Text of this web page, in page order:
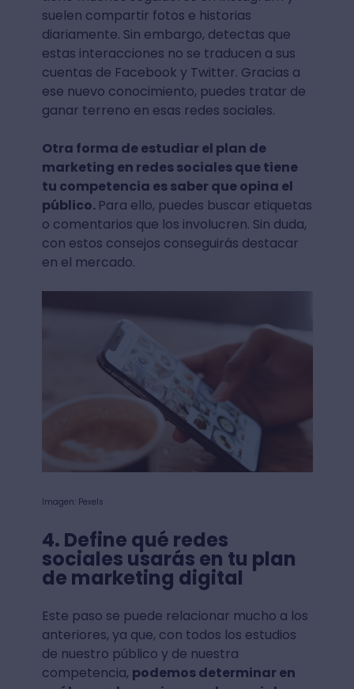
suelen compartir fotos e historias
diariamente. Sin embargo, detectas que
estas interacciones no se traducen a sus
cuentas de Facebook y Twitter. Gracias a
ese nuevo conocimiento, puedes tratar de
ganar terreno en esas redes sociales.
Otra forma de estudiar el plan de
marketing en redes sociales que tiene
tu competencia es saber que opina el
público. Para ello, puedes buscar etiquetas
o comentarios que los involucren. Sin duda,
con estos consejos conseguirás destacar
en el mercado.
Imagen: Pexels
4. Define qué redes
sociales usarás en tu plan
de marketing digital
Este paso se puede relacionar mucho a los
anteriores, ya que, con todos los estudios
de nuestro público y de nuestra
competencia, podemos determinar en